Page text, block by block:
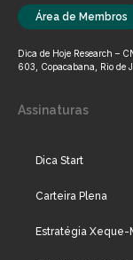
Área de Membros
Dica de Hoje Research –
603, Copacabana, Rio de
Assinaturas
Dica Start
Carteira Plena
Estratégia Xeque-